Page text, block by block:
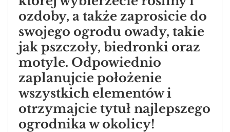
ozdoby, a także zaprosicie do
swojego ogrodu owady, takie
jak pszczoły, biedronki oraz
motyle. Odpowiednio
zaplanujcie położenie
wszystkich elementów i
otrzymajcie tytuł najlepszego
ogrodnika w okolicy!